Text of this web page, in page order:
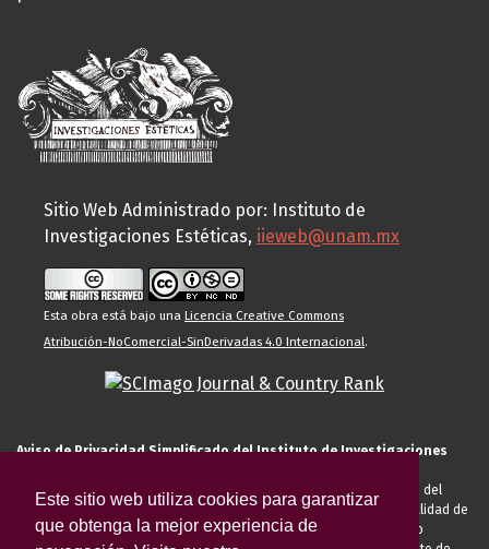
Este sitio web utiliza cookies para garantizar
que obtenga la mejor experiencia de
Sitio Web Administrado por: Instituto de
Investigaciones Estéticas, iieweb@unam.mx
Esta obra está bajo una Licencia Creative Commons
Atribución-NoComercial-SinDerivadas 4.0 Internacional.
Aviso de Privacidad Simplificado del Instituto de Investigaciones
El Instituto de Investigaciones Estéticas de la UNAM, es responsable del
tratamiento de sus datos personales para el registro de usted en calidad de
alumno, docente, personal de la entidad académica, conferencista o